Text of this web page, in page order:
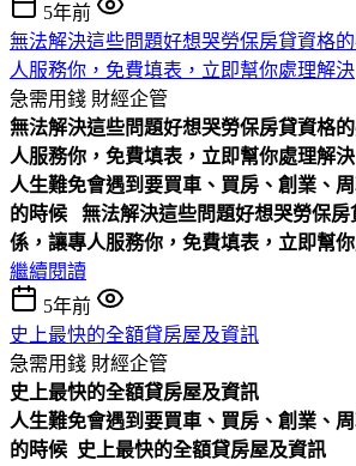
5年前
無法解決這些問題好想哭勞保房貸資格
人服務你，免費填表，立即幫你處理解決
急需用錢 財經企管
無法解決這些問題好想哭勞保房貸資格
人服務你，免費填表，立即幫你處理解決
人生難免會遇到要買車、買房、創業
的時候
無法解決這些問題好想哭勞保房
係，讓專人服務你，免費填表，立即幫
繼續閱讀
5年前
史上最快的全額貸房屋及資訊
急需用錢 財經企管
史上最快的全額貸房屋及資訊
人生難免會遇到要買車、買房、創業
的時候 史上最快的全額貸房屋及資訊